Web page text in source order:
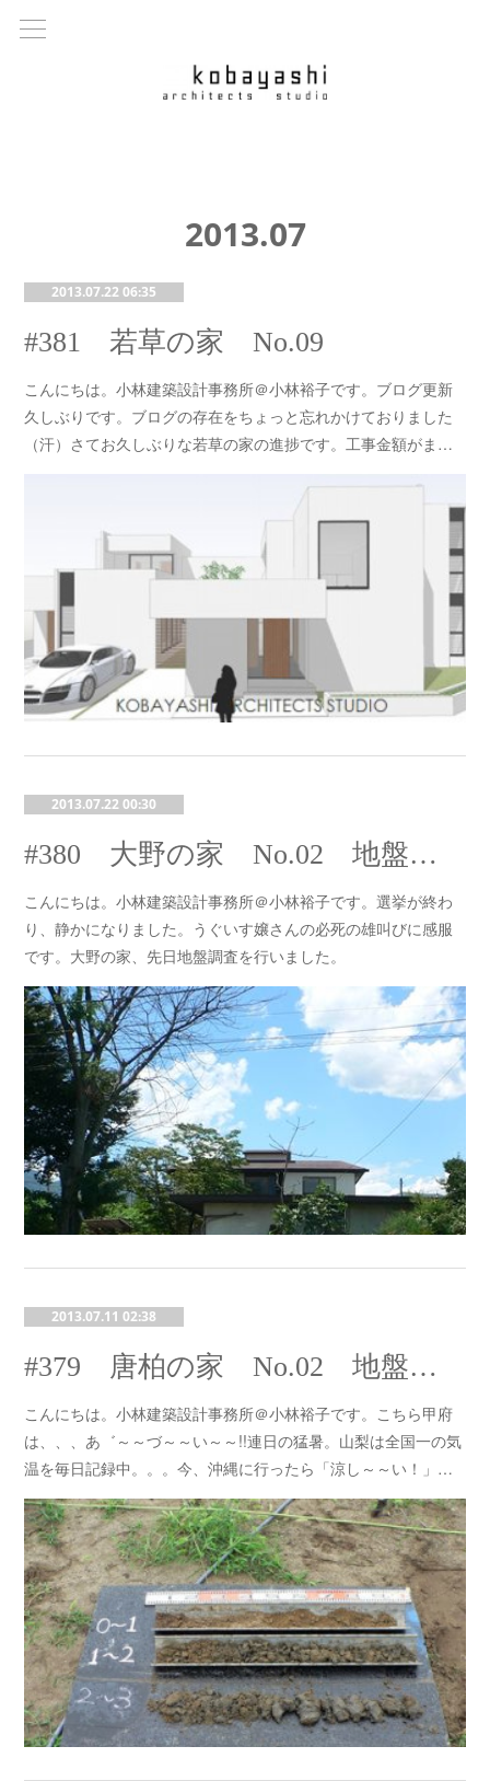
2013.07
2013.07.22 06:35
#381 若草の家 No.09
こんにちは。小林建築設計事務所＠小林裕子です。ブログ更新
久しぶりです。ブログの存在をちょっと忘れかけておりました
（汗）さてお久しぶりな若草の家の進捗です。工事金額がま…
2013.07.22 00:30
#380 大野の家 No.02 地盤調査
こんにちは。小林建築設計事務所＠小林裕子です。選挙が終わ
り、静かになりました。うぐいす嬢さんの必死の雄叫びに感服
です。大野の家、先日地盤調査を行いました。
2013.07.11 02:38
#379 唐柏の家 No.02 地盤調査と液状化判定調査
こんにちは。小林建築設計事務所＠小林裕子です。こちら甲府
は、、、あ゛～～づ～～い～～!!連日の猛暑。山梨は全国一の気
温を毎日記録中。。。今、沖縄に行ったら「涼し～～い！」…